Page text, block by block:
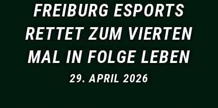
FREIBURG ESPORTS
RETTET ZUM VIERTEN
MAL IN FOLGE LEBEN
29. APRIL 2026